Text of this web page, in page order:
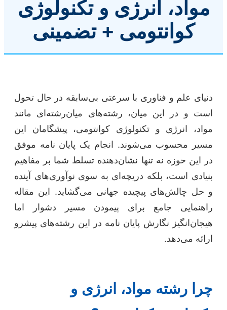
مواد، انرژی و تکنولوژی
کوانتومی + تضمینی
دنیای علم و فناوری با سرعتی بی‌سابقه در حال تحول
است و در این میان، رشته‌های میان‌رشته‌ای مانند
مواد، انرژی و تکنولوژی کوانتومی، پیشگامان این
مسیر محسوب می‌شوند. انجام یک پایان نامه موفق
در این حوزه نه تنها نشان‌دهنده تسلط شما بر مفاهیم
بنیادی است، بلکه دریچه‌ای به سوی نوآوری‌های آینده
و حل چالش‌های پیچیده جهانی می‌گشاید. این مقاله
راهنمایی جامع برای پیمودن مسیر دشوار اما
هیجان‌انگیز نگارش پایان نامه در این رشته‌های پیشرو
ارائه می‌دهد.
چرا رشته مواد، انرژی و